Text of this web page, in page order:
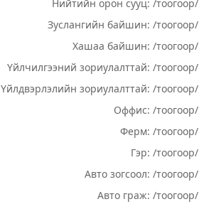
Нийтийн орон сууц: /тоогоор/
Зуслангийн байшин: /тоогоор/
Хашаа байшин: /тоогоор/
Үйлчилгээний зориулалттай: /тоогоор/
Үйлдвэрлэлийн зориулалттай: /тоогоор/
Оффис: /тоогоор/
Ферм: /тоогоор/
Гэр: /тоогоор/
Авто зогсоол: /тоогоор/
Авто граж: /тоогоор/